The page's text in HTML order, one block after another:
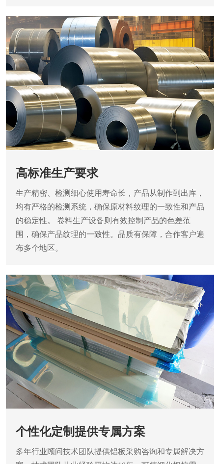
高标准生产要求
生产精密、检测细心使用寿命长，产品从制作到出库，
均有严格的检测系统，确保原材料纹理的一致性和产品
的稳定性。
卷料生产设备则有效控制产品的色差范
围，确保产品纹理的一致性。品质有保障，合作客户遍
布多个地区。
个性化定制提供专属方案
多年行业顾问技术团队提供铝板采购咨询和专属解决方